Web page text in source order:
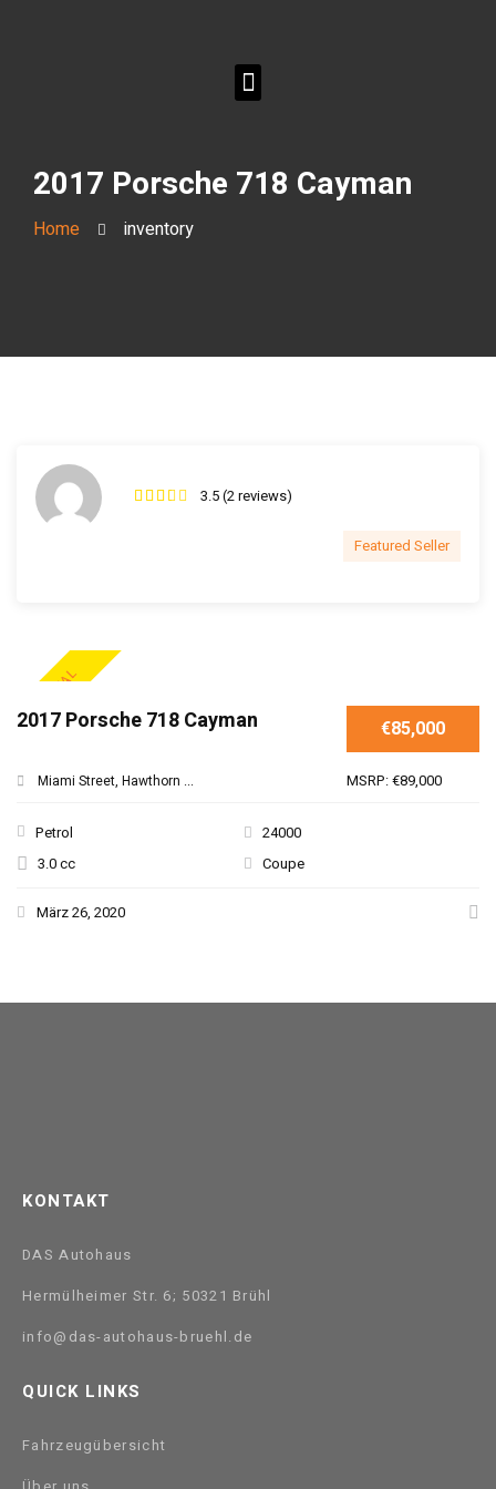
2017 Porsche 718 Cayman
Home inventory
3.5 (2 reviews)
Featured Seller
SPECIAL
€85,000
MSRP: €89,000
2017 Porsche 718 Cayman
Miami Street, Hawthorn ...
Petrol
24000
3.0 cc
Coupe
März 26, 2020
KONTAKT
DAS Autohaus
Hermülheimer Str. 6; 50321 Brühl
info@das-autohaus-bruehl.de
QUICK LINKS
Fahrzeugübersicht